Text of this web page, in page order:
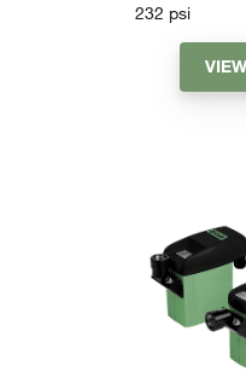
232 psi